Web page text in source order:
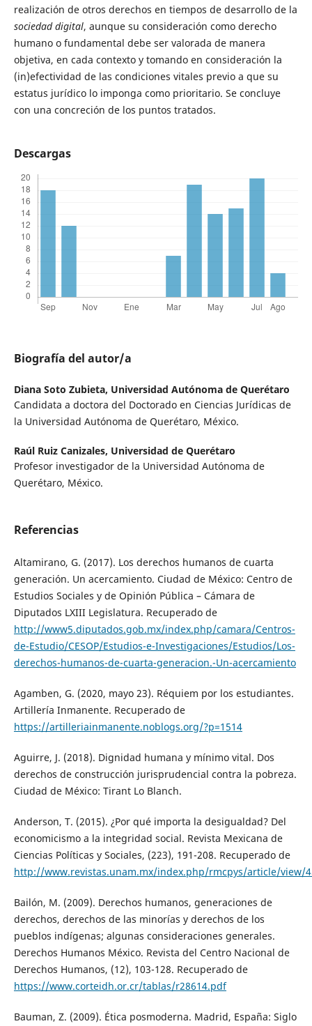
realización de otros derechos en tiempos de desarrollo de la
sociedad digital, aunque su consideración como derecho
humano o fundamental debe ser valorada de manera
objetiva, en cada contexto y tomando en consideración la
(in)efectividad de las condiciones vitales previo a que su
estatus jurídico lo imponga como prioritario. Se concluye
con una concreción de los puntos tratados.
Descargas
Biografía del autor/a
Diana Soto Zubieta, Universidad Autónoma de Querétaro
Candidata a doctora del Doctorado en Ciencias Jurídicas de
la Universidad Autónoma de Querétaro, México.
Raúl Ruiz Canizales, Universidad de Querétaro
Profesor investigador de la Universidad Autónoma de
Querétaro, México.
Referencias
Altamirano, G. (2017). Los derechos humanos de cuarta
generación. Un acercamiento. Ciudad de México: Centro de
Estudios Sociales y de Opinión Pública – Cámara de
Diputados LXIII Legislatura. Recuperado de
http://www5.diputados.gob.mx/index.php/camara/Centros-
de-Estudio/CESOP/Estudios-e-Investigaciones/Estudios/Los-
derechos-humanos-de-cuarta-generacion.-Un-acercamiento
Agamben, G. (2020, mayo 23). Réquiem por los estudiantes.
Artillería Inmanente. Recuperado de
https://artilleriainmanente.noblogs.org/?p=1514
Aguirre, J. (2018). Dignidad humana y mínimo vital. Dos
derechos de construcción jurisprudencial contra la pobreza.
Ciudad de México: Tirant Lo Blanch.
Anderson, T. (2015). ¿Por qué importa la desigualdad? Del
economicismo a la integridad social. Revista Mexicana de
Ciencias Políticas y Sociales, (223), 191-208. Recuperado de
http://www.revistas.unam.mx/index.php/rmcpys/article/view/
Bailón, M. (2009). Derechos humanos, generaciones de
derechos, derechos de las minorías y derechos de los
pueblos indígenas; algunas consideraciones generales.
Derechos Humanos México. Revista del Centro Nacional de
Derechos Humanos, (12), 103-128. Recuperado de
https://www.corteidh.or.cr/tablas/r28614.pdf
Bauman, Z. (2009). Ética posmoderna. Madrid, España: Siglo